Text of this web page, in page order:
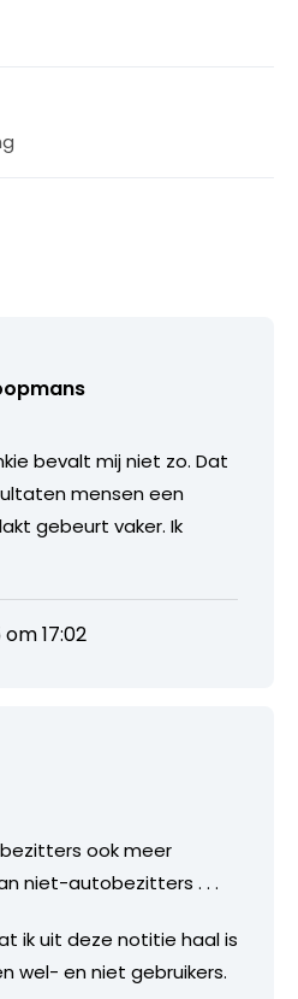
bevalt mij niet zo. Dat
mensen een
gebeurt vaker. Ik
17:02
ook meer
niet-autobezitters . . .
ik uit deze notitie haal is
wel- en niet gebruikers.